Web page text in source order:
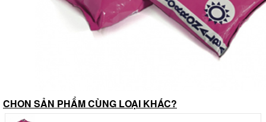
CHON SẢN PHẨM CÙNG LOẠI KHÁC?